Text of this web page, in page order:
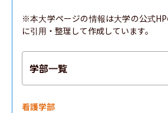
※本大学ページの情報は大学の公式
に引用・整理して作成しています。
学部一覧
看護学部